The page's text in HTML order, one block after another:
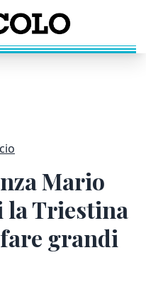
Mario
la Triestina
grandi